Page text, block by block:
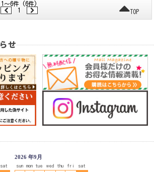
1～6件 (6件)
1
TOP
sat
2026 年9月
sun mon tue wed thu fri
sat